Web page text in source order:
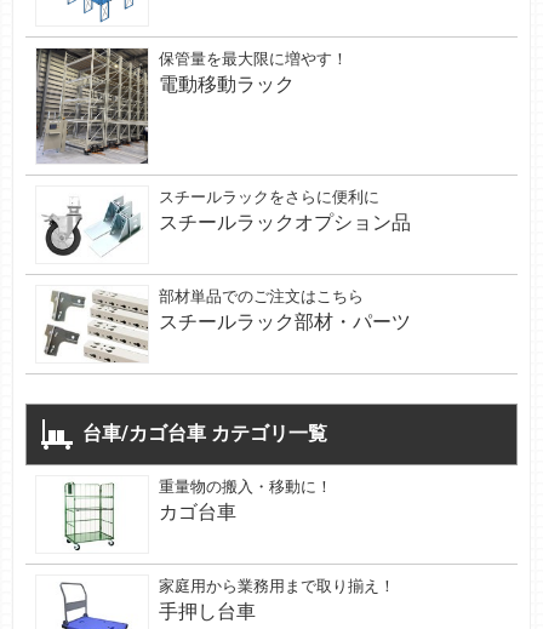
保管量を最大限に増やす！
電動移動ラック
スチールラックをさらに便利に
スチールラックオプション品
部材単品でのご注文はこちら
スチールラック部材・パーツ
台車/カゴ台車 カテゴリ一覧
重量物の搬入・移動に！
カゴ台車
家庭用から業務用まで取り揃え！
手押し台車